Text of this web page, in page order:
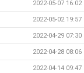
2022-05-07 16:02
2022-05-02 19:57
2022-04-29 07:30
2022-04-28 08:06
2022-04-14 09:47